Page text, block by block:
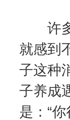
许多
就感到
子这种
子养成
是：“